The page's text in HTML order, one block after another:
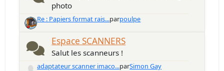
photo
Re : Papiers format rais...parpoulpe
Espace SCANNERS
Salut les scanneurs !
adaptateur scanner imaco...parSimon Gay